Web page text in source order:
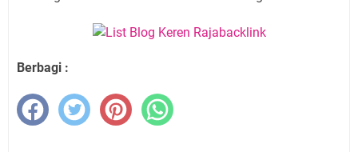
Berbagi :